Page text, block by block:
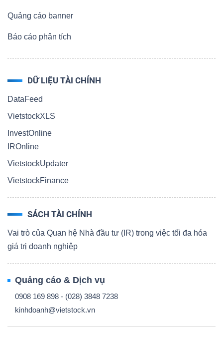
Quảng cáo banner
Báo cáo phân tích
DỮ LIỆU TÀI CHÍNH
DataFeed
VietstockXLS
InvestOnline
IROnline
VietstockUpdater
VietstockFinance
SÁCH TÀI CHÍNH
Vai trò của Quan hệ Nhà đầu tư (IR) trong việc tối đa hóa
giá trị doanh nghiệp
Quảng cáo & Dịch vụ
0908 169 898 - (028) 3848 7238
kinhdoanh@vietstock.vn